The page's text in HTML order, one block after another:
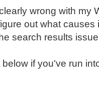
wrong with my
out what causes
search results
if you've run